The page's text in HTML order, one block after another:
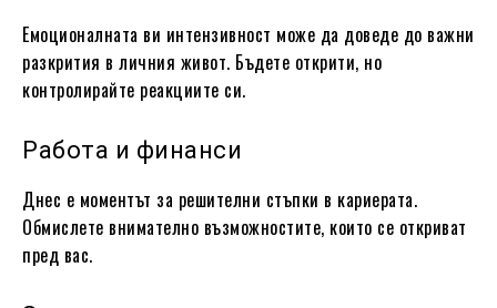
Емоционалната ви интензивност може да доведе до важни
разкрития в личния живот. Бъдете открити, но
контролирайте реакциите си.
Работа и финанси
Днес е моментът за решителни стъпки в кариерата.
Обмислете внимателно възможностите, които се откриват
пред вас.